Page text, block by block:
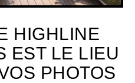
HIGHLINE
EST LE LIEU
PHOTOS